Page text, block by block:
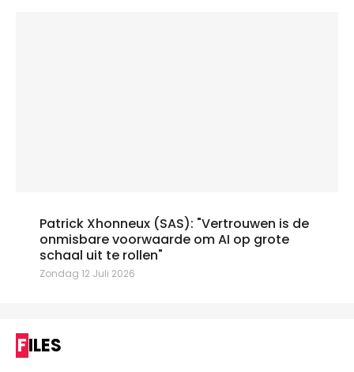
Patrick Xhonneux (SAS): "Vertrouwen is de
onmisbare voorwaarde om AI op grote
schaal uit te rollen"
Zondag 12 Juli 2026
FILES